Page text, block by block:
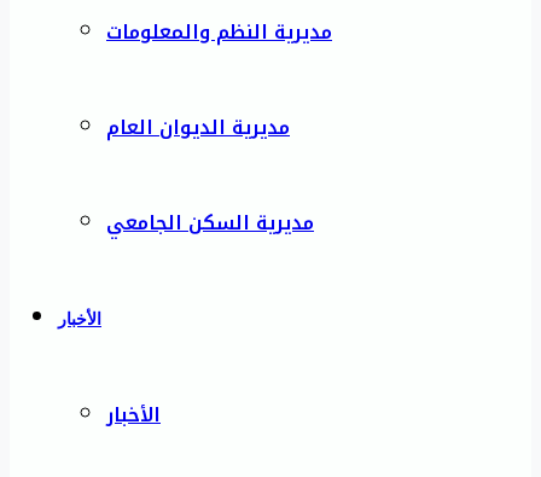
مديرية النظم والمعلومات
مديرية الديوان العام
مديرية السكن الجامعي
الأخبار
الأخبار